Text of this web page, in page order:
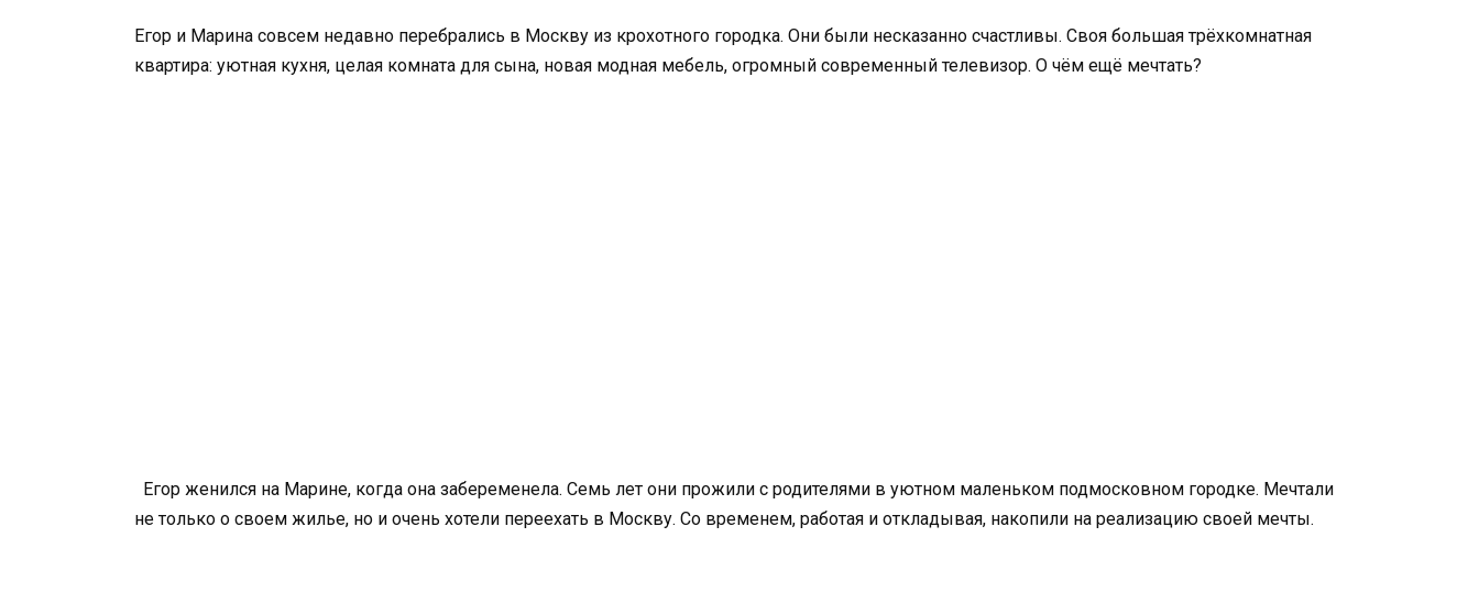
Егор и Марина совсем недавно перебрались в Москву из крохотного городка. Они были несказанно счастливы. Своя большая трёхкомнатная
квартира: уютная кухня, целая комната для сына, новая модная мебель, огромный современный телевизор. О чём ещё мечтать?
Егор женился на Марине, когда она забеременела. Семь лет они прожили с родителями в уютном маленьком подмосковном городке. Мечтали
не только о своем жилье, но и очень хотели переехать в Москву. Со временем, работая и откладывая, накопили на реализацию своей мечты.